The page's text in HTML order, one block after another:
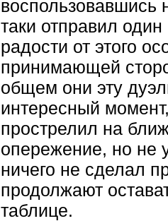
воспользовавшись
таки отправил
радости от этого
принимающей
общем они эту
интересный
прострелил на
опережение, но не
ничего не сделал
продолжают
таблице.